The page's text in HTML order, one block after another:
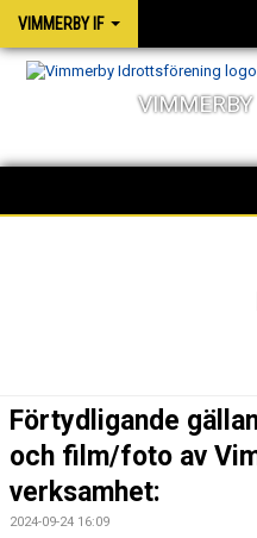
VIMMERBY IF
OM FÖRENINGEN
SOCIALA ANSVAR
Förtydligande
och film/foto av
verksamhet:
2024-09-24 16:09